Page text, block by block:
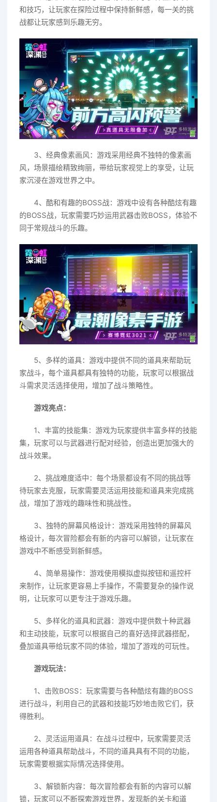
和技巧，让玩家在探险过程中保持新鲜感，每一关的挑
战都让玩家感到乐趣无穷。
3、经典像素画风：游戏采用经典不独特的像素画
风，场景描绘精致绚丽，带给玩家视觉上的享受，让玩
家沉浸在游戏世界之中。
4、酷和有趣的BOSS战：游戏中设有各种酷炫有趣
的BOSS战，玩家需要巧妙运用武器击败BOSS，体验不
同于常规战斗的乐趣。
5、多样的道具：游戏中提供不同的道具来帮助玩
家战斗，每个道具都具有独特的功能，玩家可以根据战
斗需求灵活选择使用，增加了战斗策略性。
游戏亮点：
1、丰富的技能集：游戏为玩家提供丰富多样的技能
集，玩家可以与武器进行配对经验，创造出更加强大的
战斗效果。
2、挑战难度适中：每个场景都设有不同的挑战等
待玩家去克服，玩家需要灵活运用技能和道具来完成挑
战，增加了游戏的趣味性和挑战性。
3、独特的屏幕风格设计：游戏采用独特的屏幕风
格设计，每次冒险都会有新的内容可以解锁，让玩家在
游戏中不断感受到新鲜感。
4、简单易操作：游戏使用模拟虚拟按钮和遥控杆
来制作，让玩家更容易上手操作，不需要复杂的操作说
明，让玩家可以更专注于游戏乐趣。
5、多样化的道具和武器：游戏中提供数十种武器
和主动技能，玩家可以根据自己的喜好选择武器搭配，
叠加道具带给玩家不同的体验，增加了游戏的可玩性。
游戏玩法：
1、击败BOSS：玩家需要与各种酷炫有趣的BOSS
进行战斗，利用自己的武器和技能巧妙地击败它们，获
得胜利。
2、灵活运用道具：在战斗过程中，玩家需要灵活
运用各种道具帮助战斗，不同的道具具有不同的功能，
玩家需要根据实际情况选择使用。
3、解锁新内容：每次冒险都会有新的内容可以解
锁，玩家可以不断探索游戏世界，发现新的关卡和道